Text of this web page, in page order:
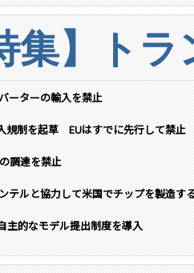
集】ト
ーターの輸入を禁止
規制を起草 EUはすでに先行して禁止
調達を禁止
テルと協力して米国でチップを製造す
主的なモデル提出制度を導入